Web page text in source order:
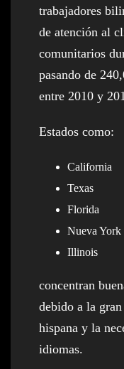
trabajadores
de atención al
comunitarios
pasando de
entre 2010 y
Estados como:
California
Texas
Florida
Nueva York
Illinois
concentran
debido a la
hispana y la
idiomas.